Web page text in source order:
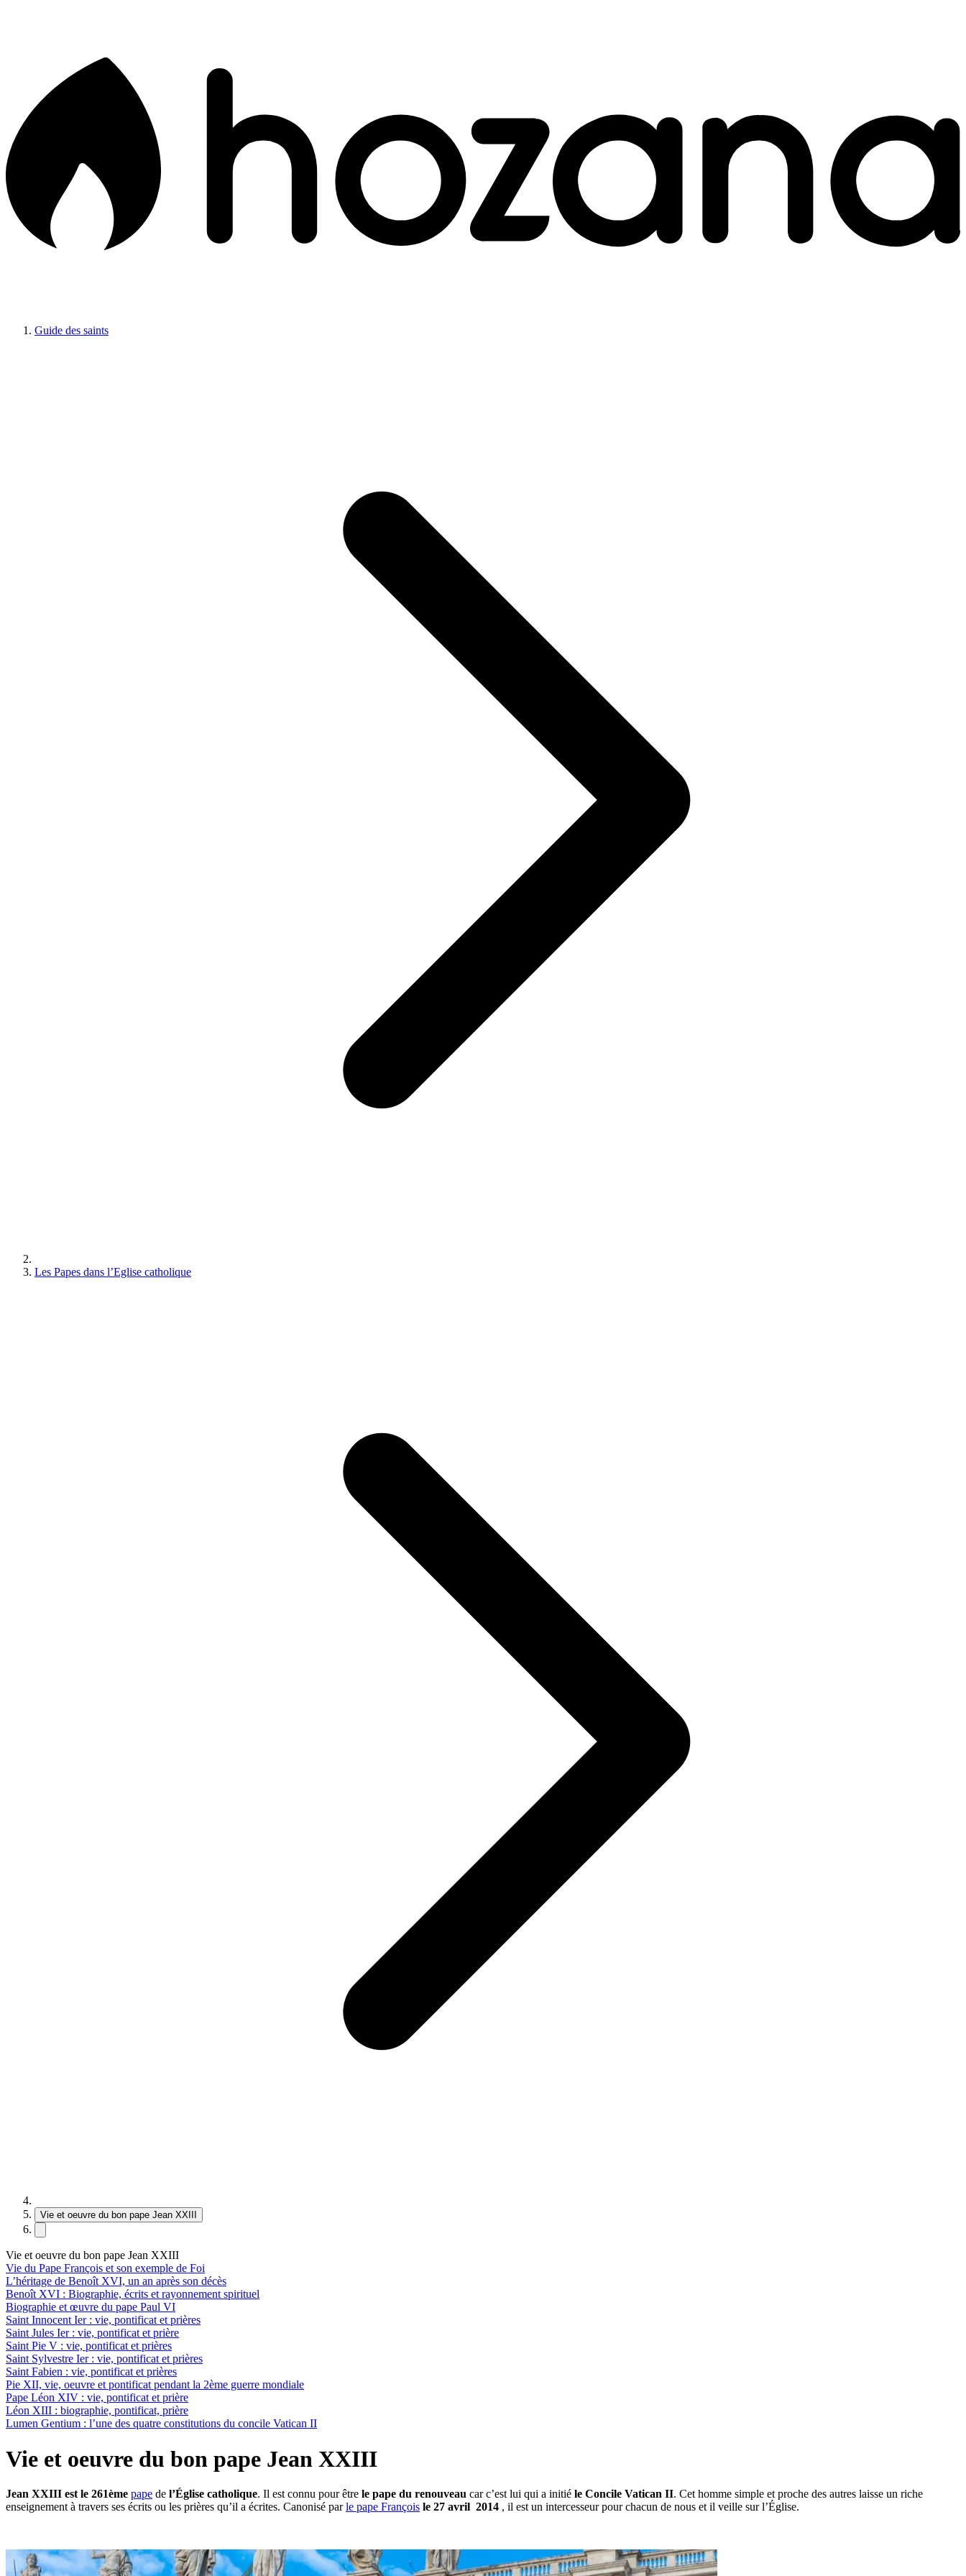
Guide des saints
Les Papes dans l’Eglise catholique
Vie et oeuvre du bon pape Jean XXIII
Vie et oeuvre du bon pape Jean XXIII
Vie du Pape François et son exemple de Foi
L’héritage de Benoît XVI, un an après son décès
Benoît XVI : Biographie, écrits et rayonnement spirituel
Biographie et œuvre du pape Paul VI
Saint Innocent Ier : vie, pontificat et prières
Saint Jules Ier : vie, pontificat et prière
Saint Pie V : vie, pontificat et prières
Saint Sylvestre Ier : vie, pontificat et prières
Saint Fabien : vie, pontificat et prières
Pie XII, vie, oeuvre et pontificat pendant la 2ème guerre mondiale
Pape Léon XIV : vie, pontificat et prière
Léon XIII : biographie, pontificat, prière
Lumen Gentium : l’une des quatre constitutions du concile Vatican II
Vie et oeuvre du bon pape Jean XXIII
Jean XXIII est le 261ème pape de l’Église catholique. Il est connu pour être le pape du renouveau car c’est lui qui a initié le Concile Vatican II. Cet homme simple et proche des autres laisse un riche
enseignement à travers ses écrits ou les prières qu’il a écrites. Canonisé parle pape François le 27 avril 2014 , il est un intercesseur pour chacun de nous et il veille sur l’Église.